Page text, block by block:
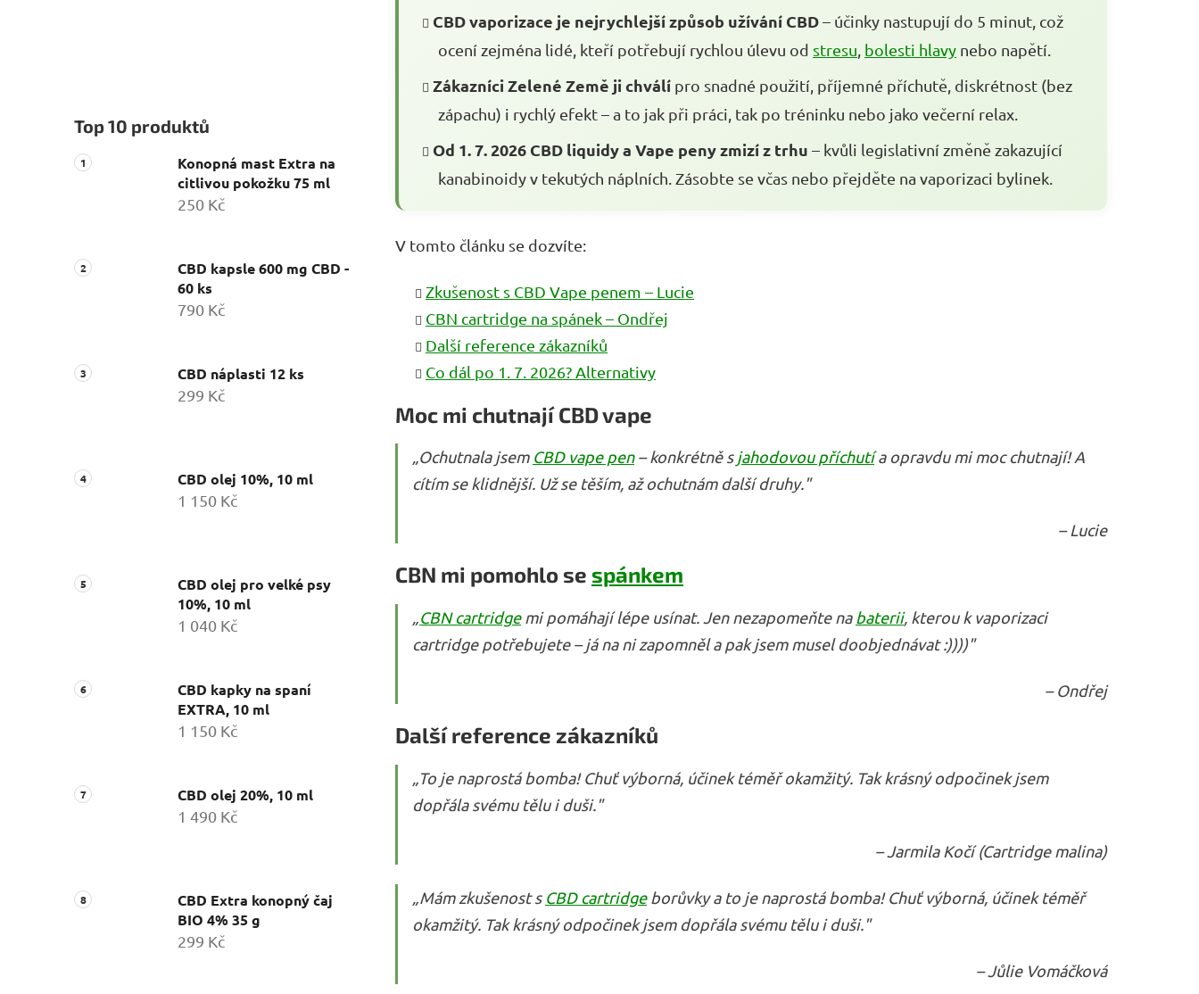
Top 10 produktů
Konopná mast Extra na
citlivou pokožku 75 ml
250 Kč
CBD kapsle 600 mg CBD -
60 ks
790 Kč
CBD náplasti 12 ks
299 Kč
CBD olej 10%, 10 ml
1 150 Kč
CBD olej pro velké psy
10%, 10 ml
1 040 Kč
CBD kapky na spaní
EXTRA, 10 ml
1 150 Kč
CBD olej 20%, 10 ml
1 490 Kč
CBD Extra konopný čaj
BIO 4% 35 g
299 Kč
CBD vaporizace je nejrychlejší způsob užívání CBD– účinky nastupují do 5 minut, což
ocení zejména lidé, kteří potřebují rychlou úlevu od stresu bolesti hlavy nebo napětí.
Zákazníci Zelené Země ji chválí pro snadné použití, příjemné příchutě, diskrétnost (bez
zápachu) i rychlý efekt – a to jak při práci, tak po tréninku nebo jako večerní relax.
Od 1. 7. 2026 CBD liquidy a Vape peny zmizí z trhu – kvůli legislativní změně zakazující
kanabinoidy v tekutých náplních. Zásobte se včas nebo přejděte na vaporizaci bylinek.
V tomto článku se dozvíte:
Zkušenost s CBD Vape penem – Lucie
CBN cartridge na spánek – Ondřej
Další reference zákazníků
Co dál po 1. 7. 2026? Alternativy
Moc mi chutnají CBD vape
„Ochutnala jsem CBD vape pen– konkrétně sjahodovou příchutía opravdu mi moc chutnají! A
cítím se klidnější. Už se těším, až ochutnám další druhy."
– Lucie
CBN mi pomohlo se spánkem
„CBN cartridgemi pomáhají lépe usínat. Jen nezapomeňte nabaterii, kterou k vaporizaci
cartridge potřebujete – já na ni zapomněl a pak jsem musel doobjednávat :))))"
– Ondřej
Další reference zákazníků
„To je naprostá bomba! Chuť výborná, účinek téměř okamžitý. Tak krásný odpočinek jsem
dopřála svému tělu i duši."
– Jarmila Kočí (Cartridge malina)
„Mám zkušenost s CBD cartridgeborůvky a to je naprostá bomba! Chuť výborná, účinek téměř
okamžitý. Tak krásný odpočinek jsem dopřála svému tělu i duši."
– Jůlie Vomáčková